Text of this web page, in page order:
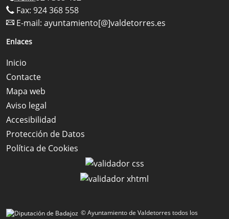
Fax: 924 368 558
E-mail: ayuntamiento[@]valdetorres.es
Enlaces
Inicio
Contacte
Mapa web
Aviso legal
Accesibilidad
Protección de Datos
Política de Cookies
© Ayuntamiento de Valdetorres todos los